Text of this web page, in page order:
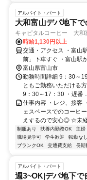
アルバイト・パート
大和富山デパ地下
キャピタルコーヒー 大和
時給1,130円以上
交通・アクセス ・富山
前」下車すぐ ・富山駅
富山県富山市
勤務時間詳細 9：30～
ともご勤務いただける
9：30～17：30 ・遅番
仕事内容 ・レジ、接客
ェスペースでのコーヒ
えするので安心◎ ☆未
制服あり 扶養内勤務OK 主婦
職場見学可
学生歓迎 転勤なし
ブランクOK
交通費支給 長期
アルバイト・パート
週3~OK|デパ地下で